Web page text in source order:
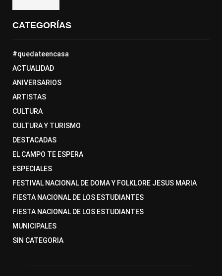
CATEGORÍAS
#quedateencasa
ACTUALIDAD
ANIVERSARIOS
ARTISTAS
CULTURA
CULTURA Y TURISMO
DESTACADAS
EL CAMPO TE ESPERA
ESPECIALES
FESTIVAL NACIONAL DE DOMA Y FOLKLORE JESUS MARIA
FIESTA NACIONAL DE LOS ESTUDIANTES
FIESTA NACIONAL DE LOS ESTUDIANTES
MUNICIPALES
SIN CATEGORIA